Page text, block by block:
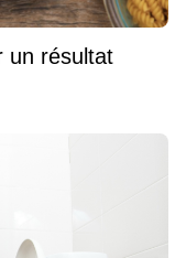
un résultat